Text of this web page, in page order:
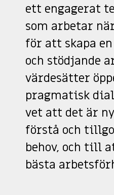
ett engagerat
som arbetar
för att skapa
och stödjande
värdesätter
pragmatisk
vet att det är
förstå och
behov, och till
bästa